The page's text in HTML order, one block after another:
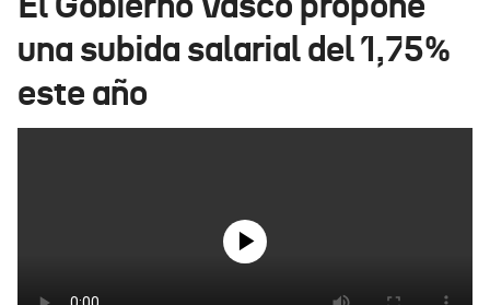
Ikusmiran
una subida salarial del 1,75%
este año